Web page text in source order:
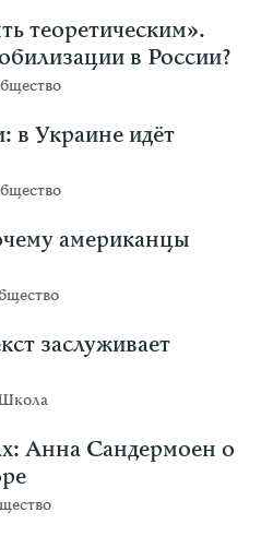
теоретическим».
в России?
в Украине идёт
американцы
заслуживает
Анна Сандермоен о